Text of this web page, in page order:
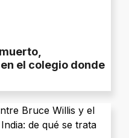
el colegio donde